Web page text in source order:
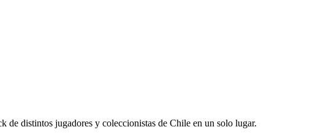
de distintos jugadores y coleccionistas de Chile en un solo lugar.